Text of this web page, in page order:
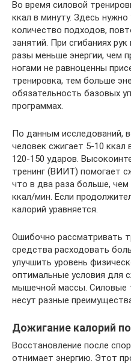
Во время силовой
ккал в минуту. Здесь
количество подходов,
занятий. При сгибаниях
разы меньше энергии, чем
ногами не равноценны
тренировка, тем больше
обязательность базовых
программах.
По данным исследований,
человек сжигает 5-10 ккал
120-150 ударов.
тренинг (ВИИТ) помогает
что в два раза больше,
ккал/мин. Если
калорий уравняется.
Ошибочно рассматривать
средства расходовать
улучшить уровень
оптимальные условия для
мышечной массы. Силовые
несут разные
Дожигание калорий
Восстановление после
отнимает энергию. Этот